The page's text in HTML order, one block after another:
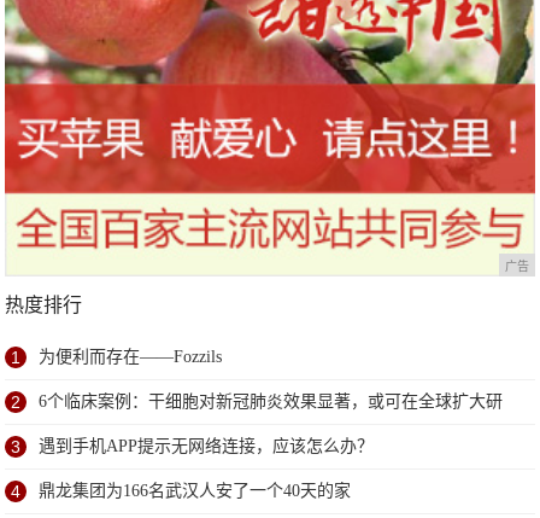
广告
热度排行
1 为便利而存在——Fozzils
2 6个临床案例：干细胞对新冠肺炎效果显著，或可在全球扩大研
究
3 遇到手机APP提示无网络连接，应该怎么办？
4 鼎龙集团为166名武汉人安了一个40天的家